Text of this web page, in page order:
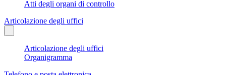
Atti degli organi di controllo
Articolazione degli uffici
Articolazione degli uffici
Organigramma